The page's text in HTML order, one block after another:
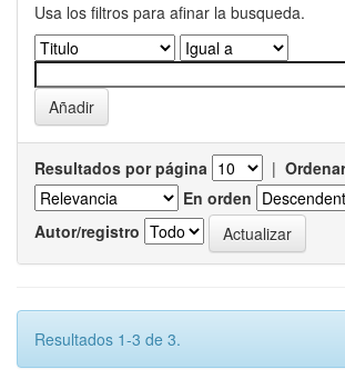
Usa los filtros para afinar la busqueda.
Resultados por página |
En orden
Autor/registro
Resultados 1-3 de 3.